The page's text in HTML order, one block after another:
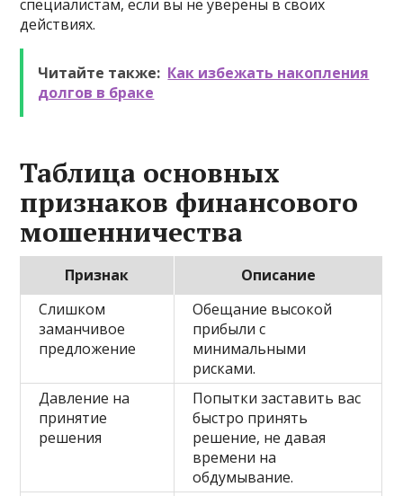
специалистам, если вы не уверены в своих
действиях.
Читайте также: Как избежать накопления
долгов в браке
Таблица основных
признаков финансового
мошенничества
Признак
Описание
Слишком
заманчивое
предложение
Обещание высокой
прибыли с
минимальными
рисками.
Давление на
принятие
решения
Попытки заставить вас
быстро принять
решение, не давая
времени на
обдумывание.